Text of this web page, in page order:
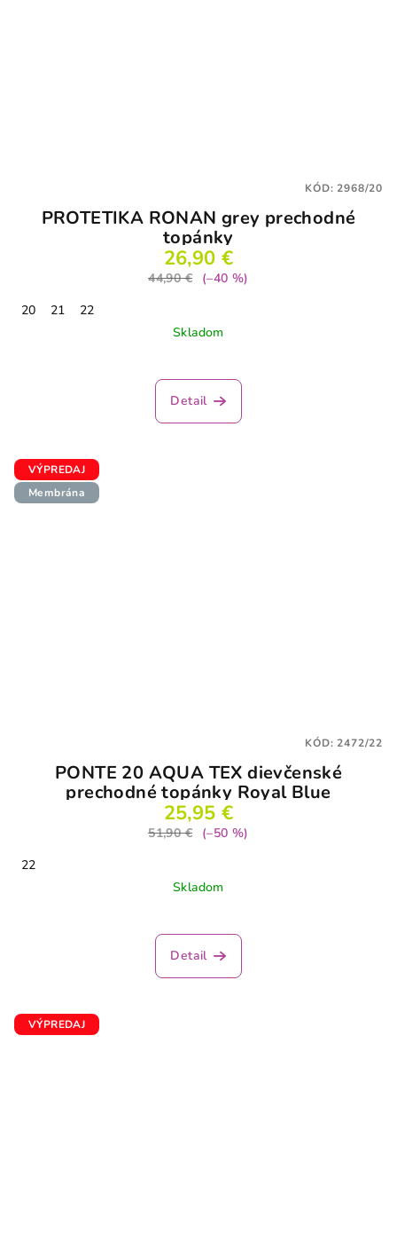
PROTETIKA RONAN grey prechodné
topánky
26,90 €
44,90 €
(–40 %)
20
21
22
Skladom
Detail
KÓD:2968/20
VÝPREDAJ
Membrána
PONTE 20 AQUA TEX dievčenské
prechodné topánky Royal Blue
25,95 €
51,90 €
(–50 %)
22
Skladom
Detail
KÓD:2472/22
VÝPREDAJ